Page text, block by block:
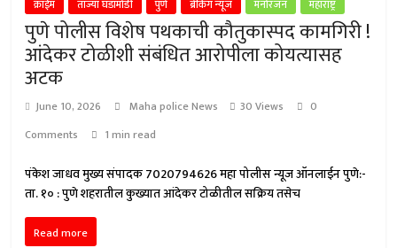
क्राईम ताज्या घडामोडी पुणे ब्रेकिंग न्यूज मनोरंजन महाराष्ट्र
पुणे पोलीस विशेष पथकाची कौतुकास्पद कामगिरी !
आंदेकर टोळीशी संबंधित आरोपीला कोयत्यासह
अटक
June 10, 2026 Maha police News 30 Views
0
Comments
1 min read
पंकेश जाधव मुख्य संपादक 7020794626 महा पोलीस न्यूज ऑनलाईन पुणे:-
ता. १० : पुणे शहरातील कुख्यात आंदेकर टोळीतील सक्रिय तसेच
Read more